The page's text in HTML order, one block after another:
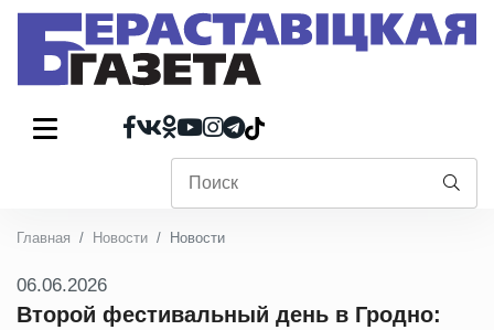
Главная Новости Новости
06.06.2026
Второй фестивальный день в Гродно: